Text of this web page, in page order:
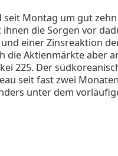
seit Montag um gut
die Sorgen vor
einer Zinsreaktion
die Aktienmärkte aber
225. Der
seit fast zwei
unter dem